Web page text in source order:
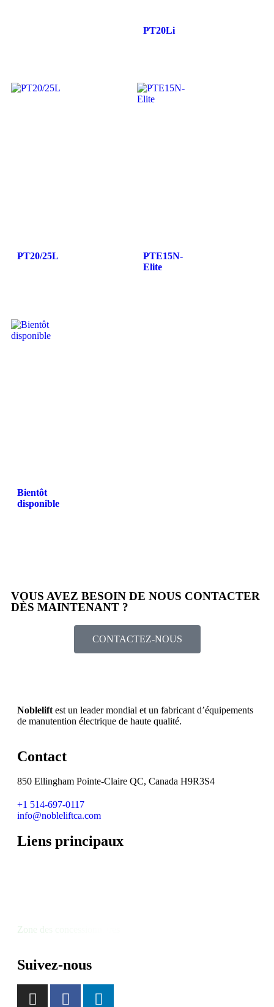
PT20Li
PT20/25L
PTE15N-
Elite
Bientôt
disponible
VOUS AVEZ BESOIN DE NOUS CONTACTER
DÈS MAINTENANT ?
CONTACTEZ-NOUS
Noblelift est un leader mondial et un fabricant d’équipements
de manutention électrique de haute qualité.
Contact
850 Ellingham Pointe-Claire QC, Canada H9R3S4
+1 514-697-0117
info@nobleliftca.com
Liens principaux
Zone des concessionnaires
Suivez-nous